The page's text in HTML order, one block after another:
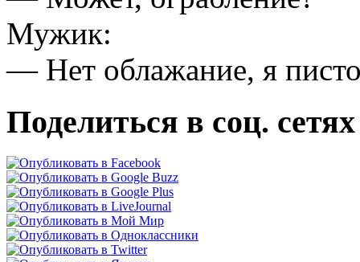
Мужик:
— Нет облажание, я
Поделиться в соц. сетях